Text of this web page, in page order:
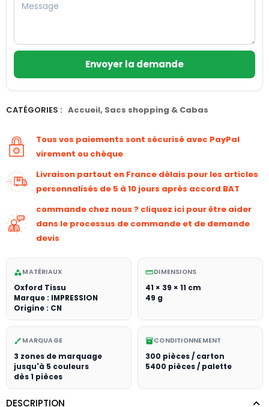
Envoyer la demande
CATÉGORIES : Accueil, Sacs shopping & Cabas
Tous vos paiements sont sécurisé avec PayPal
virement ou chèque
Livraison partout en France délais pour les articles
personnalisés de 5 à 10 jours après accord BAT
commande chez nous ? cliquez ici pour être aider
dans le processus de commande et de demande
devis
categoryMATÉRIAUX
Oxford Tissu
Marque : IMPRESSION
Origine : CN
straightenDIMENSIONS
41 × 39 × 11 cm
49 g
brush MARQUAGE
3 zones de marquage
jusqu'à 5 couleurs
dès 1 pièces
inventory_2CONDITIONNEMENT
300 pièces / carton
5400 pièces / palette
DESCRIPTION